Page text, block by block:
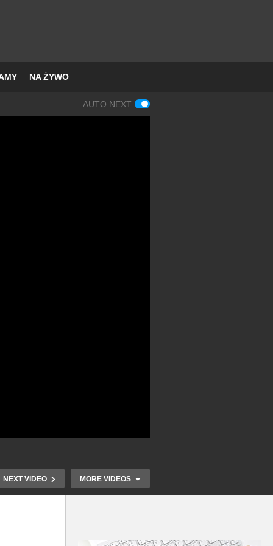
NA ŻYWO
AUTO NEXT
NEXT VIDEO MORE VIDEOS